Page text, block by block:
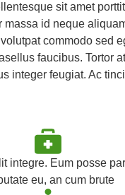
sit amet
massa id neque
commodo sed
faucibus. Tortor
integer feugiat. Ac
integre. Eum posse
eu, an cum brute